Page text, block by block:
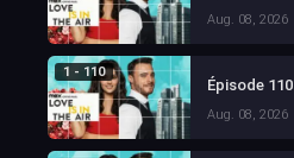
Aug. 08, 2026
1 - 110
Épisode 110
Aug. 08, 2026